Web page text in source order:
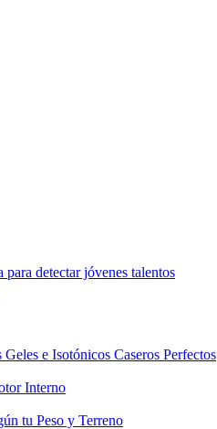
detectar jóvenes talentos
e Isotónicos Caseros Perfectos
Interno
tu Peso y Terreno